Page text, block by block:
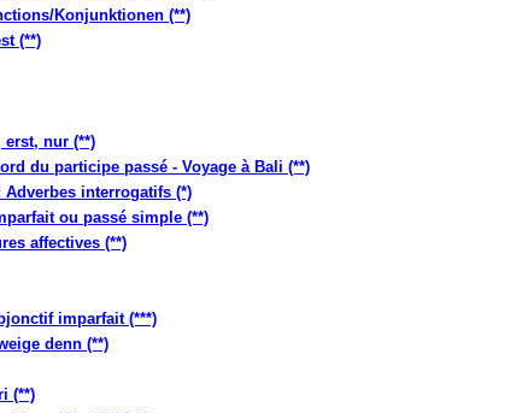
Konjunktionen (**)
(**)
erst, nur (**)
du participe passé - Voyage à Bali (**)
interrogatifs (*)
ou passé simple (**)
affectives (**)
imparfait (***)
denn (**)
(**)